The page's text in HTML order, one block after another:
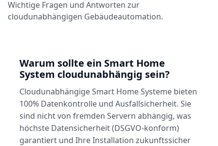
Wichtige Fragen und Antworten zur
cloudunabhängigen Gebäudeautomation.
Warum sollte ein Smart Home
System cloudunabhängig sein?
Cloudunabhängige Smart Home Systeme bieten
100% Datenkontrolle und Ausfallsicherheit. Sie
sind nicht von fremden Servern abhängig, was
höchste Datensicherheit (DSGVO-konform)
garantiert und Ihre Installation zukunftssicher